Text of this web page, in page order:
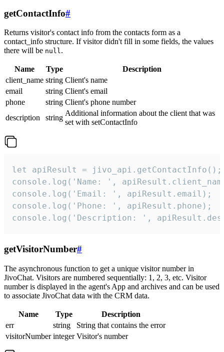
getContactInfo#
Returns visitor's contact info from the contacts form as a
contact_info structure. If visitor didn't fill in some fields, the values
there will be null.
Name Type
Description
client_name string Client's name
email
string Client's email
phone
string Client's phone number
description
string
Additional information about the client that was
set with setContactInfo
let apiResult = jivo_api.getContactInfo();
console.log('Name: ',
console.log('Email: ', apiResult.email);
console.log('Phone: ', apiResult.phone);
console.log('Description: ',
getVisitorNumber#
The asynchronous function to get a unique visitor number in
JivoChat. Visitors are numbered sequentially: 1, 2, 3, etc. Visitor
number is displayed in the agent's App and archives and can be used
to associate JivoChat data with the CRM data.
Name Type
Description
err
string
String that contains the error
visitorNumber integer Visitor's number